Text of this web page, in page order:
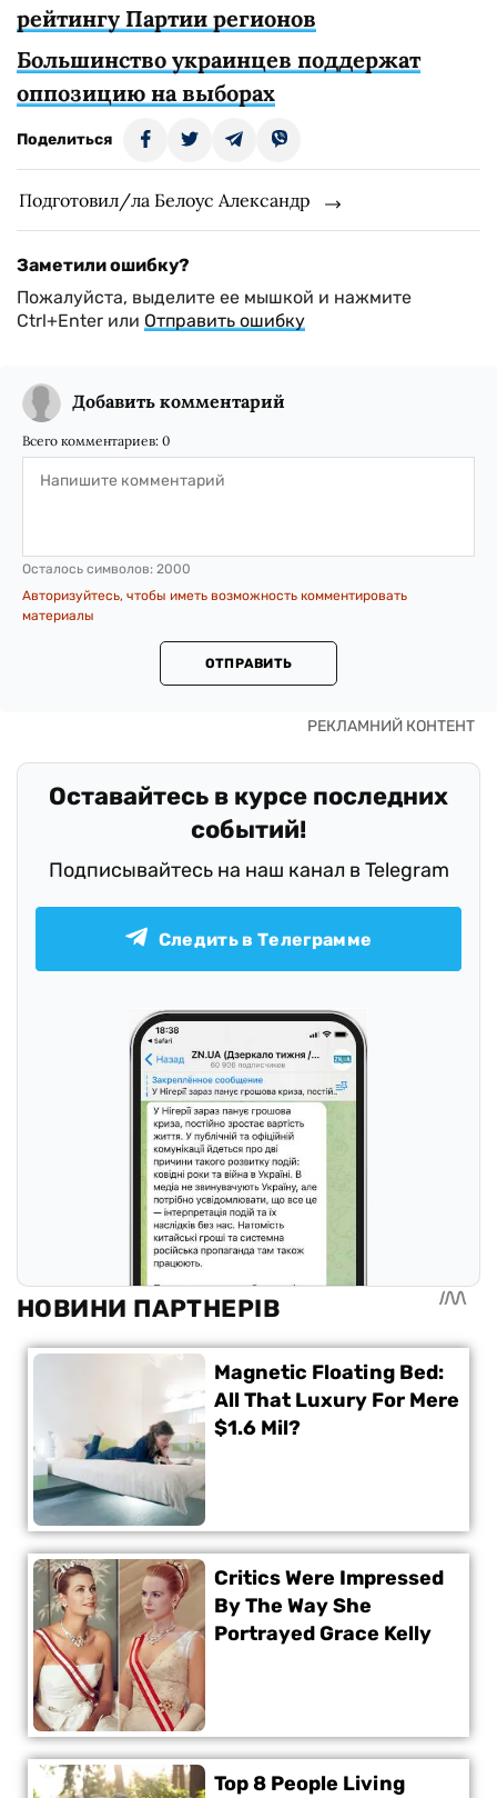
рейтингу Партии регионов
Большинство украинцев поддержат
оппозицию на выборах
Поделиться
Подготовил/ла Белоус Александр
Заметили ошибку?
Пожалуйста, выделите ее мышкой и нажмите
Ctrl+Enter или Отправить ошибку
Добавить комментарий
Всего комментариев: 0
Осталось символов: 2000
Авторизуйтесь, чтобы иметь возможность комментировать
материалы
ОТПРАВИТЬ
Оставайтесь в курсе последних
событий!
Подписывайтесь на наш канал в Telegram
Следить в Телеграмме